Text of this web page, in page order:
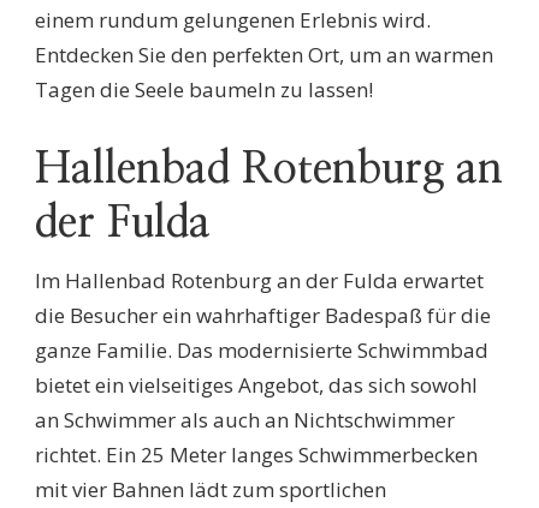
einem rundum gelungenen Erlebnis wird.
Entdecken Sie den perfekten Ort, um an warmen
Tagen die Seele baumeln zu lassen!
Hallenbad Rotenburg an
der Fulda
Im Hallenbad Rotenburg an der Fulda erwartet
die Besucher ein wahrhaftiger Badespaß für die
ganze Familie. Das modernisierte Schwimmbad
bietet ein vielseitiges Angebot, das sich sowohl
an Schwimmer als auch an Nichtschwimmer
richtet. Ein 25 Meter langes Schwimmerbecken
mit vier Bahnen lädt zum sportlichen